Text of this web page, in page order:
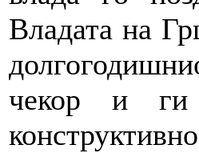
Владата на
чекор и ги